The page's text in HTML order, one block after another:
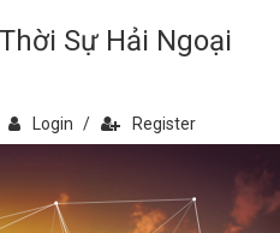
Sự Hải Ngoại
Login / Register